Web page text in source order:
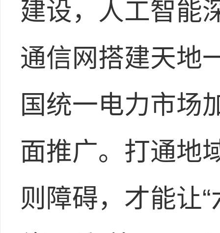
建设，人工智能
通信网搭建天地
国统一电力市场
面推广。打通地
则障碍，才能让